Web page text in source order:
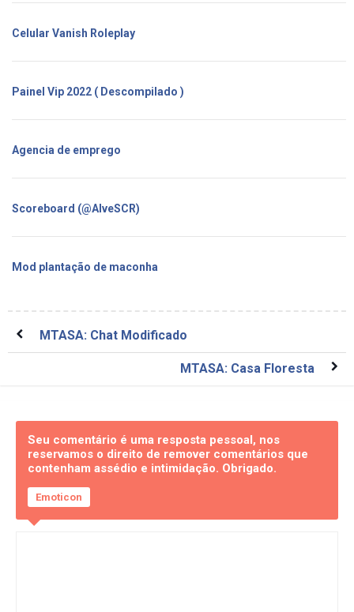
Celular Vanish Roleplay
Painel Vip 2022 ( Descompilado )
Agencia de emprego
Scoreboard (@AlveSCR)
Mod plantação de maconha
MTASA: Chat Modificado
MTASA: Casa Floresta
Seu comentário é uma resposta pessoal, nos
reservamos o direito de remover comentários que
contenham assédio e intimidação. Obrigado.
Emoticon